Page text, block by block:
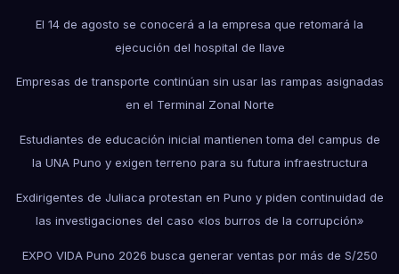
El 14 de agosto se conocerá a la empresa que retomará la
ejecución del hospital de Ilave
Empresas de transporte continúan sin usar las rampas asignadas
en el Terminal Zonal Norte
Estudiantes de educación inicial mantienen toma del campus de
la UNA Puno y exigen terreno para su futura infraestructura
Exdirigentes de Juliaca protestan en Puno y piden continuidad de
las investigaciones del caso «los burros de la corrupción»
EXPO VIDA Puno 2026 busca generar ventas por más de S/250